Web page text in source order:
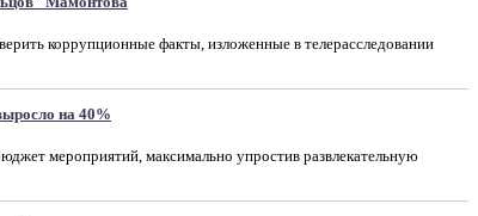
коррупционные факты, изложенные в телерасследовании
на 40%
мероприятий, максимально упростив развлекательную